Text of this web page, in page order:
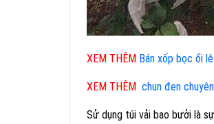
XEM THÊM Bán xốp bọc ổi
XEM THÊM chun đen
Sử dụng túi vải bao bưởi là